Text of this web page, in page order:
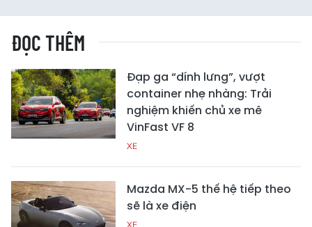
ĐỌC THÊM
Đạp ga “dính lưng”, vượt
container nhẹ nhàng: Trải
nghiệm khiến chủ xe mê
VinFast VF 8
XE
Mazda MX-5 thế hệ tiếp theo
sẽ là xe điện
XE